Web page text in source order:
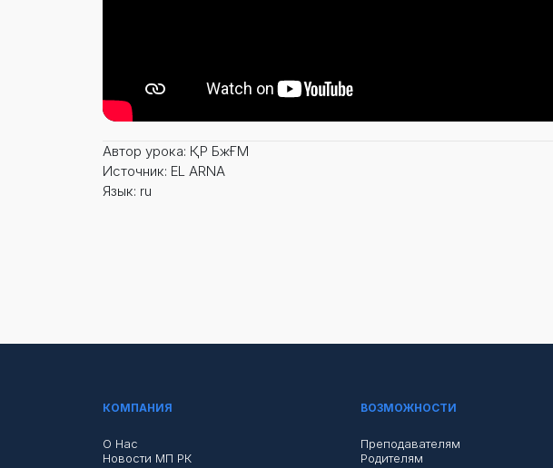
Автор урока: ҚР БжҒМ
Источник: EL ARNA
Язык: ru
КОМПАНИЯ
О Нас
Новости МП РК
ВОЗМОЖНОСТИ
Преподавателям
Родителям